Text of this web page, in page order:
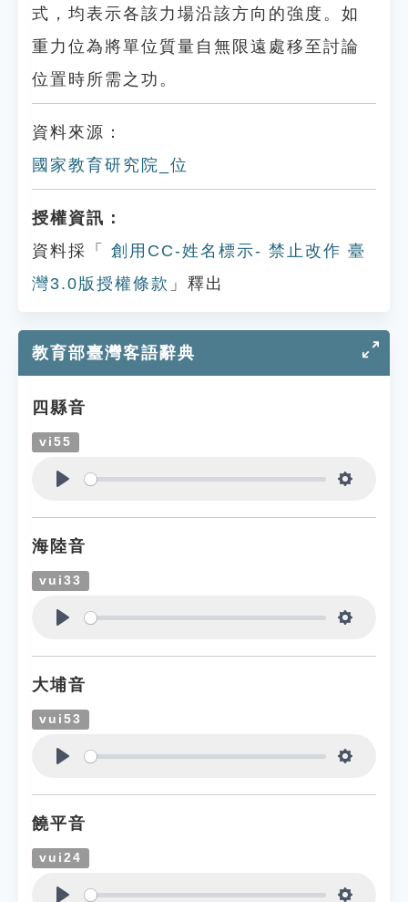
式，均表示各該力場沿該方向的強度。如
重力位為將單位質量自無限遠處移至討論
位置時所需之功。
資料來源：
國家教育研究院_位
授權資訊：
資料採「
創用CC-姓名標示- 禁止改作 臺
灣3.0版授權條款 」釋出
教育部臺灣客語辭典
四縣音
vi55
海陸音
vui33
大埔音
vui53
饒平音
vui24